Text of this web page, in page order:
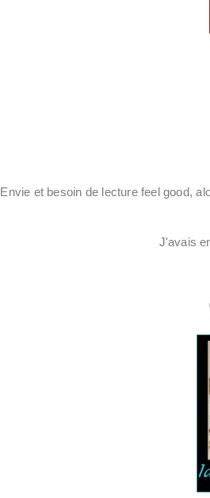
Envie et besoin de lecture feel good,
J'avais